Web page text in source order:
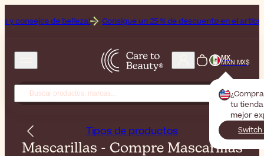
Consigue un 25 % de descuento en el artículo Off sobre el
MX
MXN MX$
tu
mejor
Tipos de productos
Mascarillas - Compre Mascarillas